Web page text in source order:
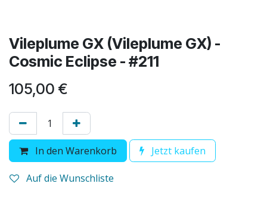
Vileplume GX (Vileplume GX) -
Cosmic Eclipse - #211
105,00 €
In den Warenkorb Jetzt kaufen
Auf die Wunschliste